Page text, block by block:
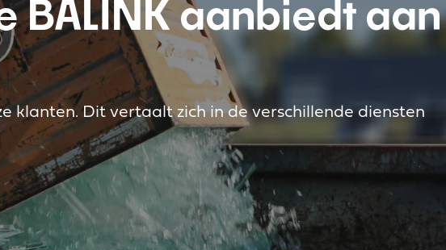
BALINK aanbiedt aan
klanten. Dit vertaalt zich in de verschillende diensten